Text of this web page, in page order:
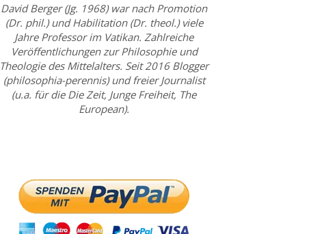
David Berger (Jg. 1968) war nach Promotion
(Dr. phil.) und Habilitation (Dr. theol.) viele
Jahre Professor im Vatikan. Zahlreiche
Veröffentlichungen zur Philosophie und
Theologie des Mittelalters. Seit 2016 Blogger
(philosophia-perennis) und freier Journalist
(u.a. für die Die Zeit, Junge Freiheit, The
European).